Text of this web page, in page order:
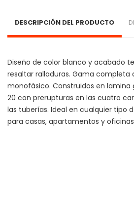
DESCRIPCIÓN DEL PRODUCTO
Diseño de color blanco y acabado
resaltar ralladuras. Gama completa
monofásico. Construidos en lamina
20 con prerupturas en las cuatro
las tuberías. Ideal en cualquier tipo
para casas, apartamentos y